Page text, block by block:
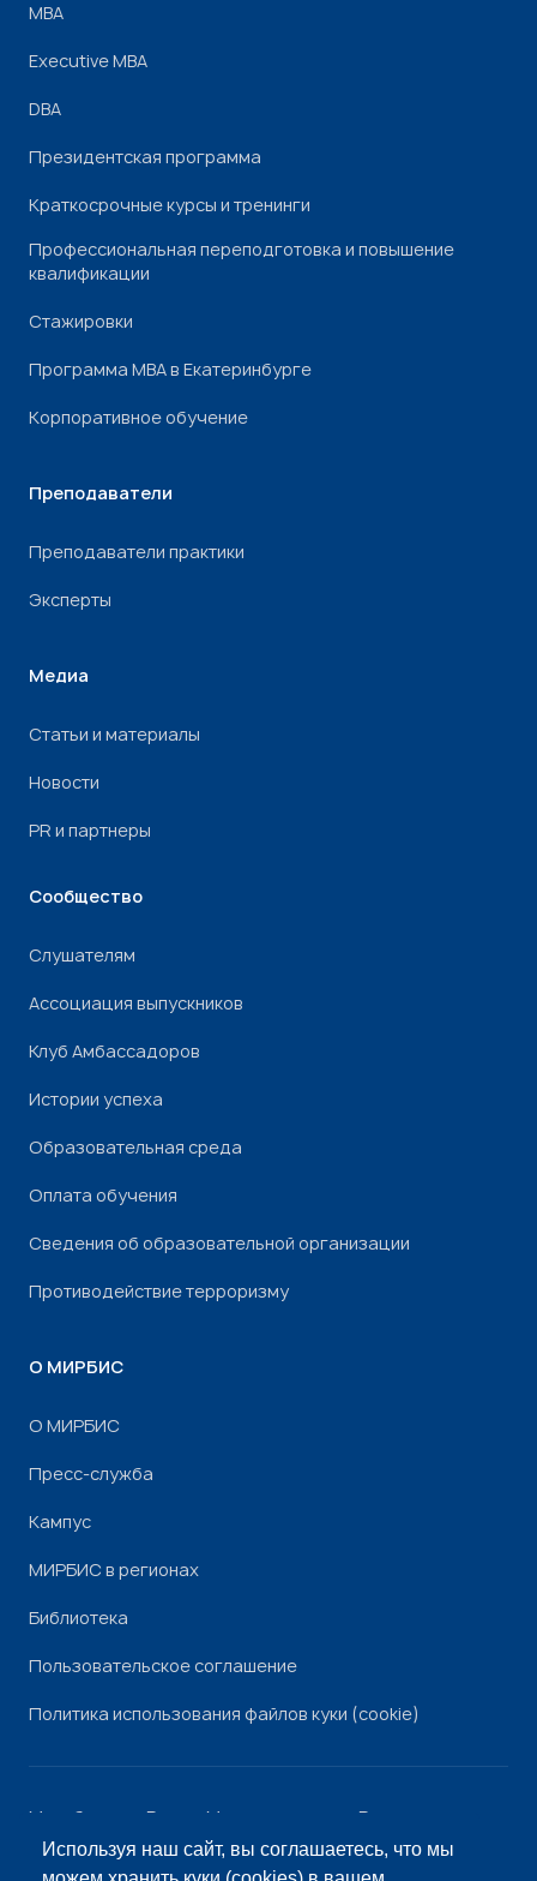
Используя наш сайт, вы соглашаетесь, что мы
МВА
Executive MBA
DBA
Президентская программа
Краткосрочные курсы и тренинги
Профессиональная переподготовка и повышение
квалификации
Стажировки
Программа МВА в Екатеринбурге
Корпоративное обучение
Преподаватели
Преподаватели практики
Эксперты
Медиа
Статьи и материалы
Новости
PR и партнеры
Сообщество
Слушателям
Ассоциация выпускников
Клуб Амбассадоров
Истории успеха
Образовательная среда
Оплата обучения
Сведения об образовательной организации
Противодействие терроризму
О МИРБИС
О МИРБИС
Пресс-служба
Кампус
МИРБИС в регионах
Библиотека
Пользовательское соглашение
Политика использования файлов куки (cookie)
Минобрнауки России Минпросвещения России
РоскомнадзорРособрнадзор
© «МИРБИС», 2026